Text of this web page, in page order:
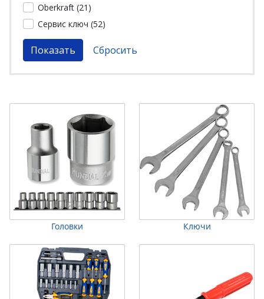
Oberkraft (21 )
Сервис ключ (52)
Головки Ключи